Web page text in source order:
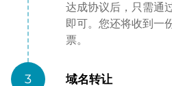
达成协议后，只需通
即可。您还将收到一
票。
3 域名转让